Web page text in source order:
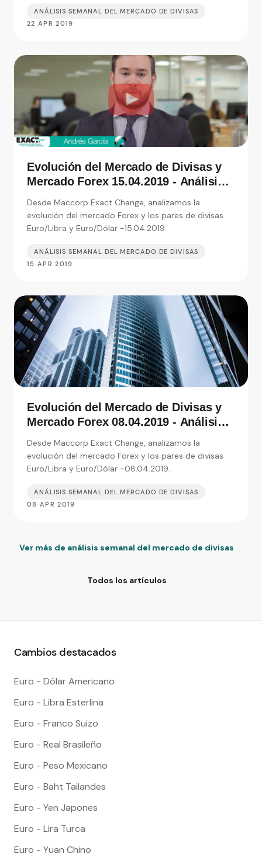
ANÁLISIS SEMANAL DEL MERCADO DE DIVISAS
22 APR 2019
Evolución del Mercado de Divisas y
Mercado Forex 15.04.2019 - Análisis
de moneda
Desde Maccorp Exact Change, analizamos la
evolución del mercado Forex y los pares de divisas
Euro/Libra y Euro/Dólar -15.04.2019.
ANÁLISIS SEMANAL DEL MERCADO DE DIVISAS
15 APR 2019
Evolución del Mercado de Divisas y
Mercado Forex 08.04.2019 - Análisis
de moneda
Desde Maccorp Exact Change, analizamos la
evolución del mercado Forex y los pares de divisas
Euro/Libra y Euro/Dólar -08.04.2019.
ANÁLISIS SEMANAL DEL MERCADO DE DIVISAS
08 APR 2019
Ver más de análisis semanal del mercado de divisas
Todos los artículos
Cambios destacados
Euro - Dólar Americano
Euro - Libra Esterlina
Euro - Franco Suizo
Euro - Real Brasileño
Euro - Peso Mexicano
Euro - Baht Tailandes
Euro - Yen Japones
Euro - Lira Turca
Euro - Yuan Chino